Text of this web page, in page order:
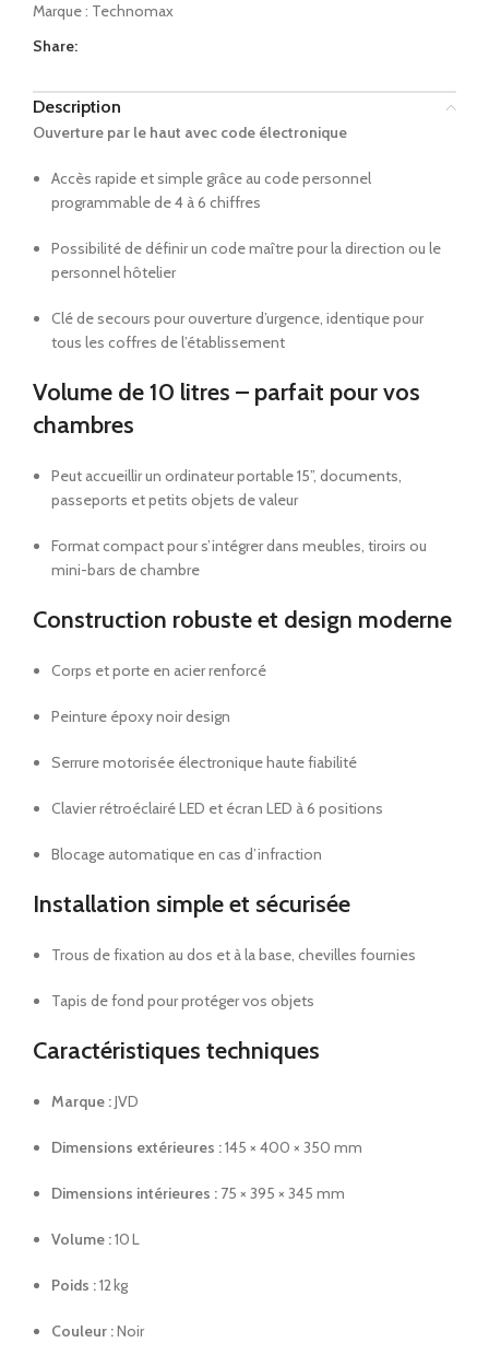
Marque : Technomax
Share:
Description
Ouverture par le haut avec code électronique
Accès rapide et simple grâce au code personnel
programmable de 4 à 6 chiffres
Possibilité de définir un code maître pour la direction ou le
personnel hôtelier
Clé de secours pour ouverture d’urgence, identique pour
tous les coffres de l’établissement
Volume de 10 litres – parfait pour vos
chambres
Peut accueillir un ordinateur portable 15”, documents,
passeports et petits objets de valeur
Format compact pour s’intégrer dans meubles, tiroirs ou
mini-bars de chambre
Construction robuste et design moderne
Corps et porte en acier renforcé
Peinture époxy noir design
Serrure motorisée électronique haute fiabilité
Clavier rétroéclairé LED et écran LED à 6 positions
Blocage automatique en cas d’infraction
Installation simple et sécurisée
Trous de fixation au dos et à la base, chevilles fournies
Tapis de fond pour protéger vos objets
Caractéristiques techniques
Marque :JVD
Dimensions extérieures :145 × 400 × 350 mm
Dimensions intérieures : 75 × 395 × 345 mm
Volume :10 L
Poids :12 kg
Couleur :Noir